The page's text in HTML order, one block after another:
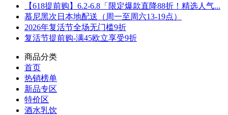
【618提前购】6.2-6.8「限定爆款直降88折！精选人气...
慕尼黑次日本地配送（周一至周六13-19点）
2026年复活节全场无门槛9折
复活节提前购-满45欧立享受9折
商品分类
首页
热销榜单
新品专区
特价区
酒水乳饮